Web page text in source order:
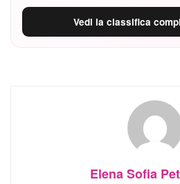
Vedi la classifica
Elena Sofia